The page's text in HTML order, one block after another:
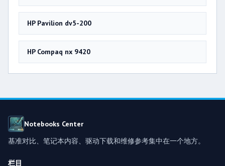
HP Pavilion dv5-200
HP Compaq nx 9420
Notebooks Center
基准对比、笔记本内容、驱动下载和维修参考集中在一个地方。
栏目